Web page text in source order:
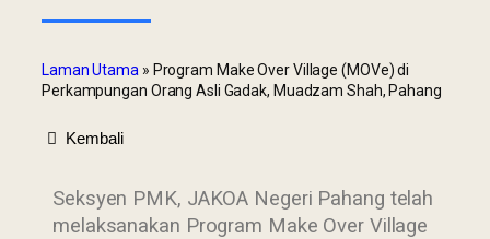
Laman Utama » Program Make Over Village (MOVe) di
Perkampungan Orang Asli Gadak, Muadzam Shah, Pahang
Kembali
Seksyen PMK, JAKOA Negeri Pahang telah
melaksanakan Program Make Over Village